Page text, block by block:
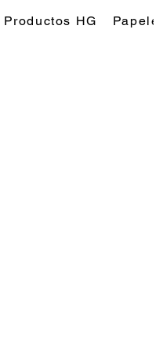
Productos HG